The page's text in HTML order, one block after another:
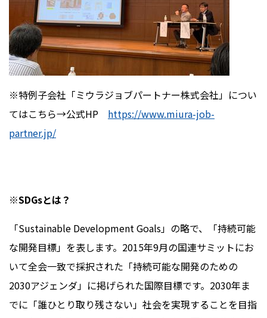
※特例子会社「ミウラジョブパートナー株式会社」につい
てはこちら→公式HP https://www.miura-job-
partner.jp/
※SDGsとは？
「Sustainable Development Goals」の略で、「持続可能
な開発目標」を表します。2015年9月の国連サミットにお
いて全会一致で採択された「持続可能な開発のための
2030アジェンダ」に掲げられた国際目標です。2030年ま
でに「誰ひとり取り残さない」社会を実現することを目指